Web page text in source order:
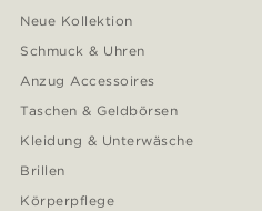
Neue Kollektion
Schmuck & Uhren
Anzug Accessoires
Taschen & Geldbörsen
Kleidung & Unterwäsche
Brillen
Körperpflege